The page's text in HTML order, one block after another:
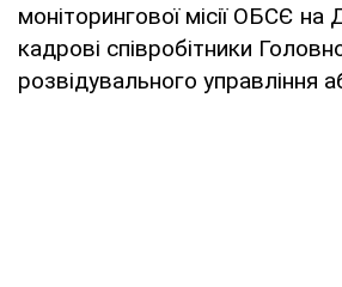
моніторингової місії ОБСЄ на
кадрові співробітники
розвідувального управління